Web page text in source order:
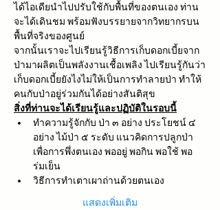
ได้ไอเดียนำไปปรับใช้กับพื้นที่ของตนเอง ท่าน
จะได้เดินชม พร้อมฟังบรรยายจากวิทยากรบน
พื้นที่จริงของศูนย์
จากนั้นเราจะไปเรียนรู้วิธีการเก็บดอกเบี้ยจาก
ป่ามาผลิตเป็นพลังงานเชื้อเพลิง ไปเรียนรู้กันว่า
เก็บดอกเบี้ยยังไงไม่ให้เป็นการทำลายป่า ทำให้
คนกับป่าอยู่ร่วมกันได้อย่างสันติสุข
สิ่งที่ท่านจะได้เรียนรู้และปฏิบัติในรอบนี้
ทำความรู้จักกับ ป่า ๓ อย่าง ประโยชน์ ๔
อย่าง ไม้ป่า ๕ ระดับ แนวคิดการปลูกป่า
เพื่อการพึ่งตนเอง พออยู่ พอกิน พอใช้ พอ
ร่มเย็น
วิธีการทำเตาเผาถ่านด้วยตนเอง
แสดงเพิ่มเติม